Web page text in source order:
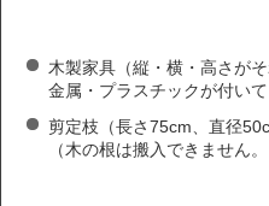
木製家具（縦・横・高さが
金属・プラスチックが付い
剪定枝（長さ75cm、直径
（木の根は搬入できません